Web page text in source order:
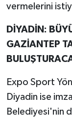
vermelerini
DİYADİN:
GAZİANTEP
Expo Sport
Diyadin ise
Belediyesi'nin